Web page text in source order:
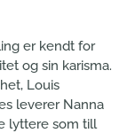
er kendt for
og sin karisma.
Louis
leverer Nanna
lyttere som till